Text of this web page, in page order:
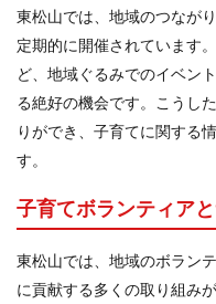
東松山では、地域のつなが
定期的に開催されています
ど、地域ぐるみでのイベン
る絶好の機会です。こうし
りができ、子育てに関する
す。
子育てボランティア
東松山では、地域のボラン
に貢献する多くの取り組み